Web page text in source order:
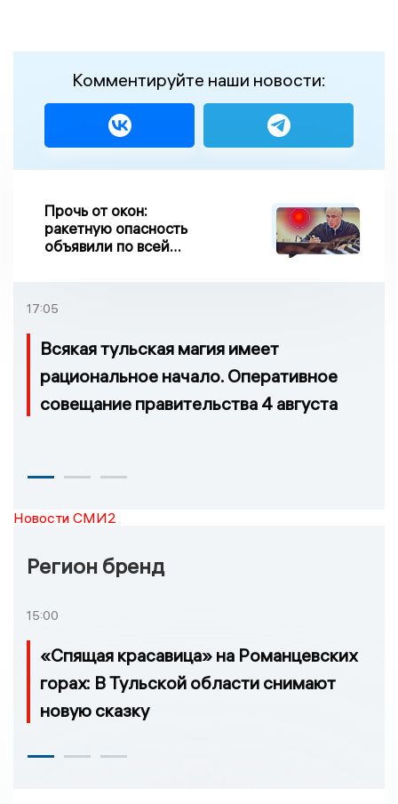
Комментируйте наши новости:
Прочь от окон:
ракетную опасность
объявили по всей
17:05
Всякая тульская магия имеет
рациональное начало. Оперативное
совещание правительства 4 августа
Новости СМИ2
Регион бренд
15:00
«Спящая красавица» на Романцевских
горах: В Тульской области снимают
новую сказку